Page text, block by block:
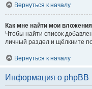
Вернуться к началу
Как мне найти мои
Чтобы найти список
личный раздел и щёлкните
Вернуться к началу
Информация о phpBB